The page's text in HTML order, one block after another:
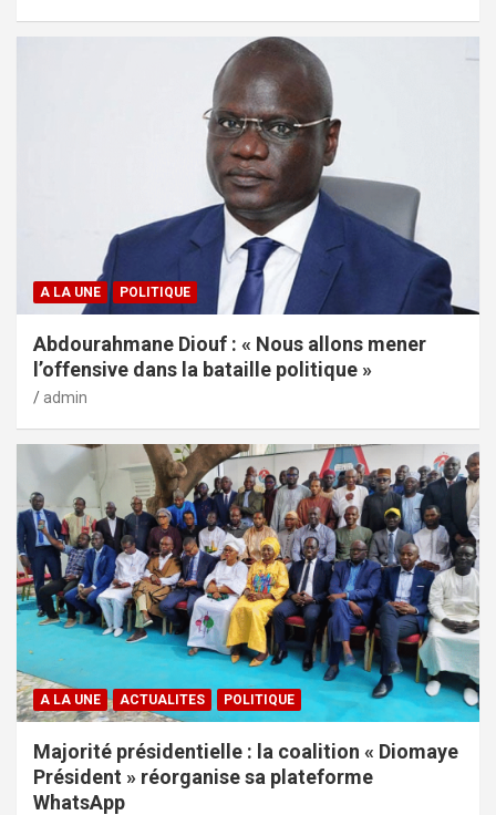
A LA UNE POLITIQUE
Abdourahmane Diouf : « Nous allons mener
l’offensive dans la bataille politique »
admin
A LA UNE ACTUALITES POLITIQUE
Majorité présidentielle : la coalition « Diomaye
Président » réorganise sa plateforme
WhatsApp